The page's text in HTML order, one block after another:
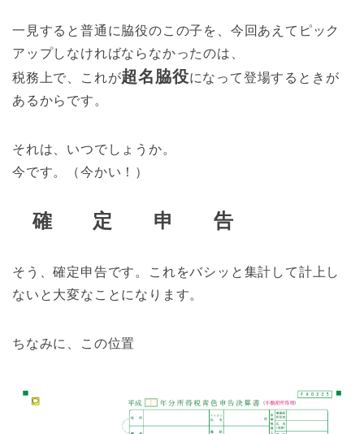
一見すると普通に脇役のこの子を、今回あえてピック
アップしなければならなかったのは、
税務上で、これが超名脇役になって登場するときが
あるからです。
それは、いつでしょうか。
今です。（今かい！）
確 定 申 告
そう、確定申告です。これをバシッと集計して計上し
ないと大変なことになります。
ちなみに、この位置